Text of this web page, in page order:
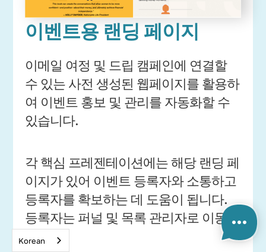
이벤트용 랜딩 페이지
이메일 여정 및 드립 캠페인에 연결할
수 있는 사전 생성된 웹페이지를 활용하
여 이벤트 홍보 및 관리를 자동화할 수
있습니다.
각 핵심 프레젠테이션에는 해당 랜딩 페
이지가 있어 이벤트 등록자와 소통하고
등록자를 확보하는 데 도움이 됩니다.
등록자는 퍼널 및 목록 관리자로 이동합
니다.
Korean